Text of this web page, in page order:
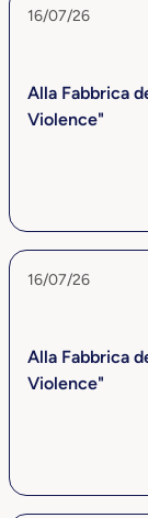
16/07/26
Alla Fabbrica
Violence"
16/07/26
Alla Fabbrica
Violence"